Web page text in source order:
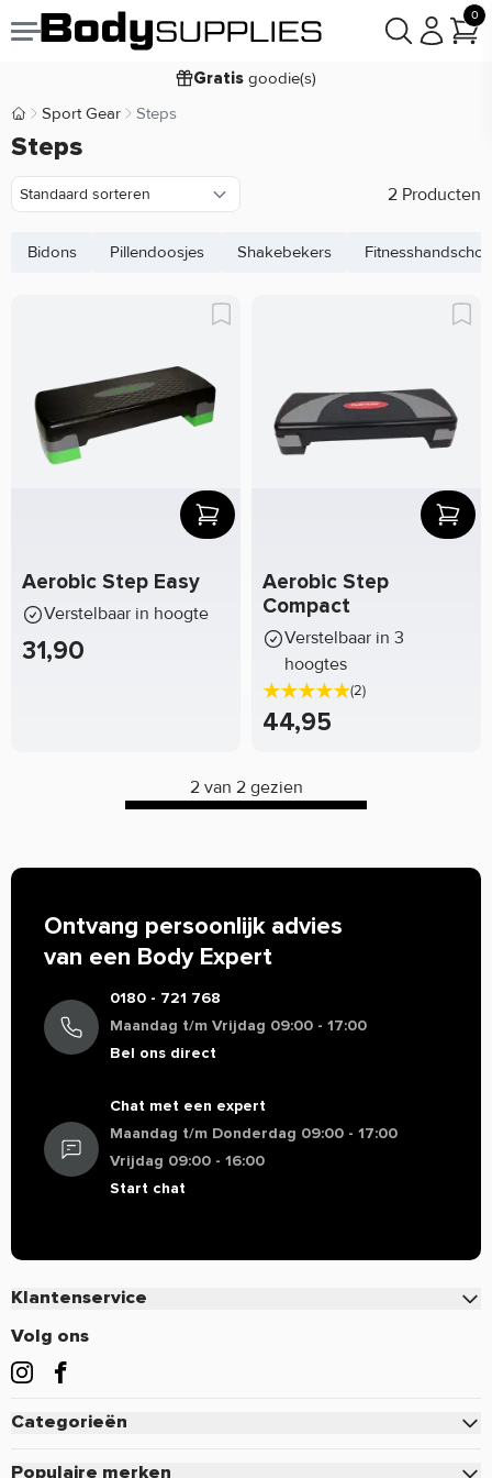
0
Voor 22:00 besteld,morgen bezorgd
Gratis goodie(s)
Body Supplies | Sportvoeding en Supplementen
Sport Gear Steps
Steps
2 Producten
Bidons Pillendoosjes Shakebekers
Aerobic Step Easy
Verstelbaar in hoogte
31,90
Aerobic Step
Compact
Verstelbaar in 3
hoogtes
(2)
44,95
2 van 2 gezien
Ontvang persoonlijk advies
van een Body Expert
0180 - 721 768
Maandag t/m Vrijdag 09:00 - 17:00
Bel ons direct
Chat met een expert
Maandag t/m Donderdag 09:00 - 17:00
Vrijdag 09:00 - 16:00
Start chat
Klantenservice
Contact
Veelgestelde vragen
Betalen
Verzenden & Bezorgen
Volg ons
Categorieën
Populaire merken